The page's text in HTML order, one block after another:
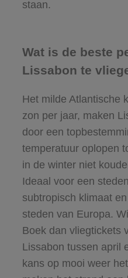
staan.
Wat is de beste
Lissabon te
Het milde Atlantische
zon per jaar, maken
door een
temperatuur oplopen
in de winter niet
Ideaal voor een
subtropisch klimaat
steden van Europa.
Boek dan vliegtickets
Lissabon tussen april
kans op mooi weer